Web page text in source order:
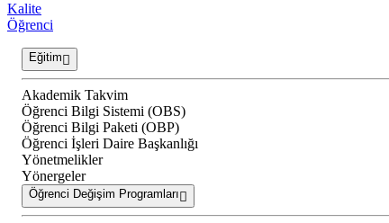
Kalite
Öğrenci
Eğitim
Akademik Takvim
Öğrenci Bilgi Sistemi (OBS)
Öğrenci Bilgi Paketi (OBP)
Öğrenci İşleri Daire Başkanlığı
Yönetmelikler
Yönergeler
Öğrenci Değişim Programları